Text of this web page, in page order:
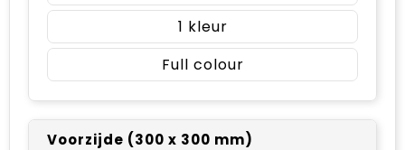
1
Full colour
Voorzijde (300 x 300 mm)